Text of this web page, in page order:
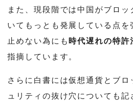
また、現段階では中国がブロ
いてもっとも発展している点を
止めない為にも 時代遅れの特許
指摘しています。
さらに白書には仮想通貨とブロ
ュリティの抜け穴についても記